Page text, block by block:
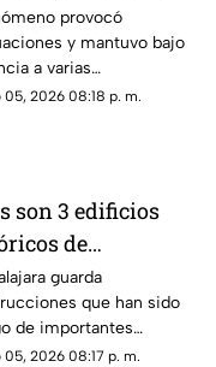
se calma, pero la
continúa
provocó
y mantuvo bajo
a varias
por el riesgo de
05, 2026 08:18 p. m.
son 3 edificios
de
que tienes
al menos
guarda
que han sido
de importantes
de la historia de la
05, 2026 08:17 p. m.